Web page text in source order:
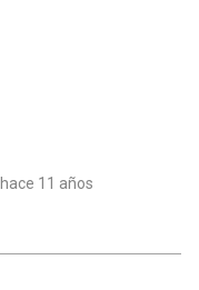
11 años